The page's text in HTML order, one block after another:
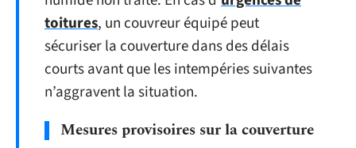
toitures, un couvreur équipé peut
sécuriser la couverture dans des délais
courts avant que les intempéries suivantes
n’aggravent la situation.
Mesures provisoires sur la couverture